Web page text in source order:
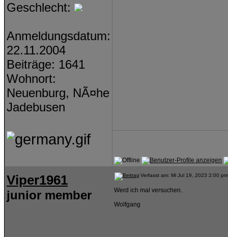
Geschlecht:
Anmeldungsdatum:
22.11.2004
Beiträge: 1641
Wohnort:
Neuenburg, NÃ¤he
Jadebusen
Viper1961
junior member
Verfasst am: Mi Jul 19, 2023 2:00
Werd ich mal versuchen.
Wolfgang